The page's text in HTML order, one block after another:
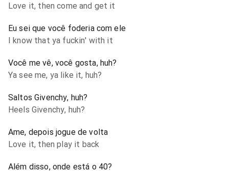
Love it, then come and get it
Eu sei que você foderia com ele
I know that ya fuckin' with it
Você me vê, você gosta, huh?
Ya see me, ya like it, huh?
Saltos Givenchy, huh?
Heels Givenchy, huh?
Ame, depois jogue de volta
Love it, then play it back
Além disso, onde está o 40?